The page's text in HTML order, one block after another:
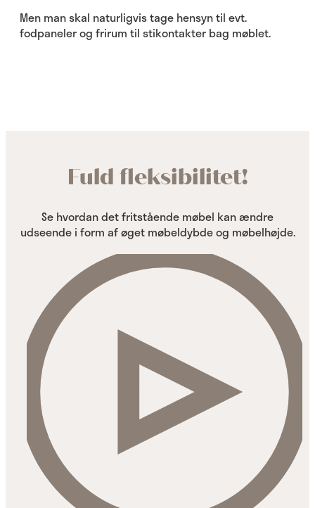
Men man skal naturligvis tage hensyn til evt.
fodpaneler og frirum til stikontakter bag møblet.
Fuld fleksibilitet!
Se hvordan det fritstående møbel kan ændre
udseende i form af øget møbeldybde og møbelhøjde.